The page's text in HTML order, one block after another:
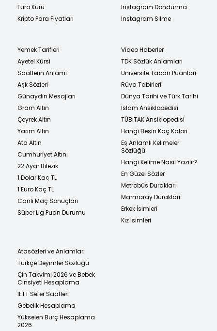
Euro Kuru
Kripto Para Fiyatları
Instagram Dondurma
Instagram Silme
Yemek Tarifleri
Ayetel Kürsi
Saatlerin Anlamı
Aşk Sözleri
Günaydın Mesajları
Gram Altın
Çeyrek Altın
Yarım Altın
Ata Altın
Cumhuriyet Altını
22 Ayar Bilezik
1 Dolar Kaç TL
1 Euro Kaç TL
Canlı Maç Sonuçları
Süper Lig Puan Durumu
Video Haberler
TDK Sözlük Anlamları
Üniversite Taban Puanları
Rüya Tabirleri
Dünya Tarihi ve Türk Tarihi
İslam Ansiklopedisi
TÜBİTAK Ansiklopedisi
Hangi Besin Kaç Kalori
Eş Anlamlı Kelimeler
Sözlüğü
Hangi Kelime Nasıl Yazılır?
En Güzel Sözler
Metrobüs Durakları
Marmaray Durakları
Erkek İsimleri
Kız İsimleri
Atasözleri ve Anlamları
Türkçe Deyimler Sözlüğü
Çin Takvimi 2026 ve Bebek
Cinsiyeti Hesaplama
İETT Sefer Saatleri
Gebelik Hesaplama
Yükselen Burç Hesaplama
2026